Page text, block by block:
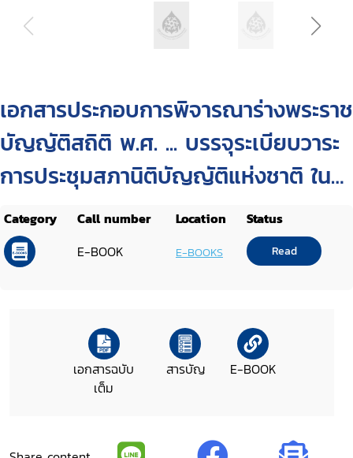
เอกสารประกอบการพิจารณาร่างพระราช
บัญญัติสถิติ พ.ศ. ... บรรจุระเบียบวาระ
การประชุมสภานิติบัญญัติแห่งชาติ ใน
คราวประชุมสภานิติบัญญัติแห่งชาติ
ครั้งที่ 5/2550 วันพุธที่ 24 มกราคม
2550
Category Call number Location
Status
E-BOOK
E-BOOKS Read
เอกสารฉบับ
เต็ม
สารบัญ E-BOOK